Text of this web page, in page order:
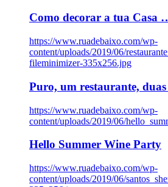
Como decorar a tua Casa
https://www.ruadebaixo.com/wp-
content/uploads/2019/06/
fileminimizer-335x256.jpg
Puro, um restaurante,
https://www.ruadebaixo.com/wp-
content/uploads/2019/06/
Hello Summer Wine Party
https://www.ruadebaixo.com/wp-
content/uploads/2019/06/